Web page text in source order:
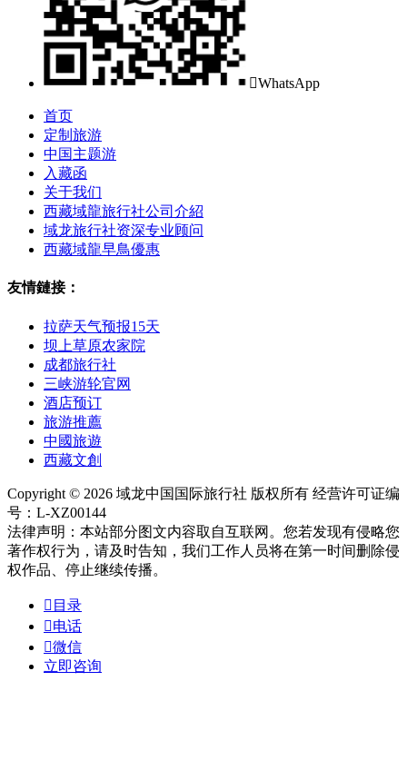
WhatsApp
首页
定制旅游
中国主题游
入藏函
关于我们
西藏域龍旅行社公司介紹
域龙旅行社资深专业顾问
西藏域龍早鳥優惠
友情鏈接：
拉萨天气预报15天
坝上草原农家院
成都旅行社
三峡游轮官网
酒店预订
旅游推薦
中國旅遊
西藏文創
Copyright © 2026 域龙中国国际旅行社 版权所有 经营许可证编
号：L-XZ00144
法律声明：本站部分图文内容取自互联网。您若发现有侵略您
著作权行为，请及时告知，我们工作人员将在第一时间删除侵
权作品、停止继续传播。
 目录
电话
微信
立即咨询